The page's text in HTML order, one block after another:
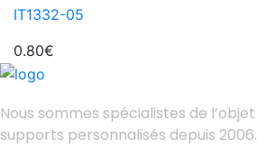
IT1332-05
0.80€
Nous sommes spécialistes de l’objet
supports personnalisés depuis 2006.